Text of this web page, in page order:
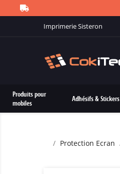
Imprimerie Sisteron
Produits pour
mobiles
Adhésifs & Stickers
Protection Ecran